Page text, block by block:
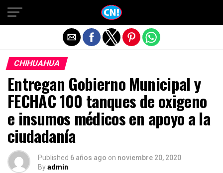
CHIHUAHUA
Entregan Gobierno Municipal y
FECHAC 100 tanques de oxigeno
e insumos médicos en apoyo a la
ciudadanía
Published 6 años ago on noviembre 20, 2020
Byadmin
Salir de la versión móvil